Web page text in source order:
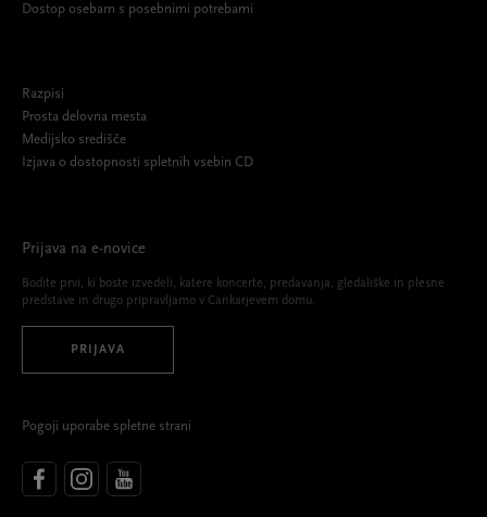
Dostop osebam s posebnimi potrebami
Razpisi
Prosta delovna mesta
Medijsko središče
Izjava o dostopnosti spletnih vsebin CD
Prijava na e-novice
Bodite prvi, ki boste izvedeli, katere koncerte, predavanja, gledališke in plesne
predstave in drugo pripravljamo v Cankarjevem domu.
PRIJAVA
Pogoji uporabe spletne strani